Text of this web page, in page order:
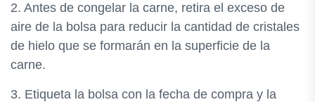
2. Antes de congelar la carne, retira el exceso de
aire de la bolsa para reducir la cantidad de cristales
de hielo que se formarán en la superficie de la
carne.
3. Etiqueta la bolsa con la fecha de compra y la